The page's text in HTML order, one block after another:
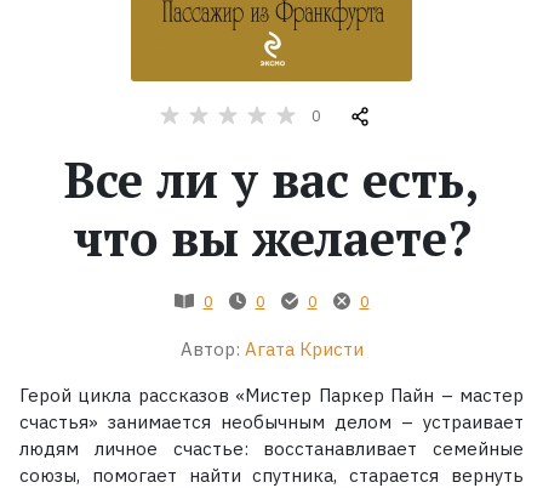
Экранизации
Коллекции
0
Все ли у вас есть,
что вы желаете?
0 0 0 0
Автор: Агата Кристи
Герой цикла рассказов «Мистер Паркер Пайн – мастер
счастья» занимается необычным делом – устраивает
людям личное счастье: восстанавливает семейные
союзы, помогает найти спутника, старается вернуть